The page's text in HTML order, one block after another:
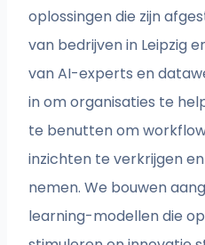
oplossingen die zijn
van bedrijven in Leipzig
van AI-experts en
in om organisaties te
te benutten om
inzichten te verkrijgen
nemen. We bouwen
learning-modellen die